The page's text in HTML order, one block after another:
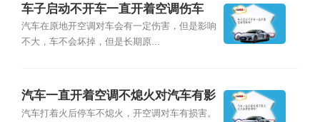
车子启动不开车一直开着空调伤车
吗？
汽车在原地开空调对车会有一定伤害，但是影响
不大，车不会坏掉，但是长期原...
汽车一直开着空调不熄火对汽车有影
响吗？
汽车打着火后停车不熄火，开空调对车有损害。